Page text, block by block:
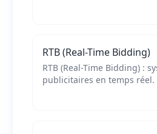
RTB (Real-Time Bidding)
RTB (Real-Time Bidding) :
publicitaires en temps réel.